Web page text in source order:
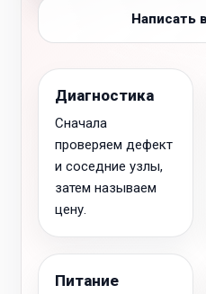
Написать
Диагностика
Сначала
проверяем дефект
и соседние узлы,
затем называем
цену.
Питание